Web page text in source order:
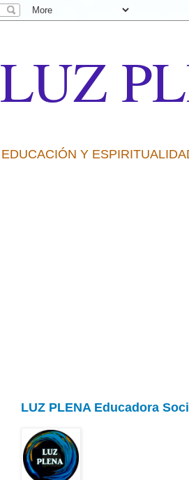
LUZ
EDUCACIÓN Y
LUZ PLENA Educadora